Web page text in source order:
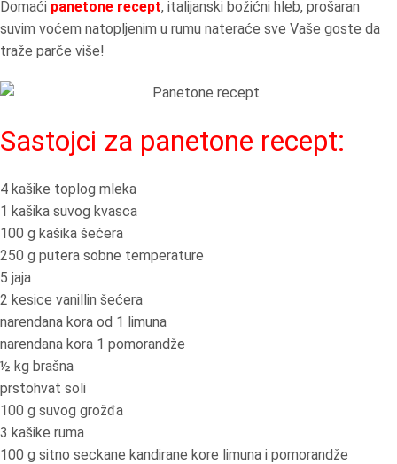
Domaći panetone recept, italijanski božićni hleb, prošaran
suvim voćem natopljenim u rumu nateraće sve Vaše goste da
traže parče više!
Sastojci za panetone recept:
4 kašike toplog mleka
1 kašika suvog kvasca
100 g kašika šećera
250 g putera sobne temperature
5 jaja
2 kesice vanillin šećera
narendana kora od 1 limuna
narendana kora 1 pomorandže
½ kg brašna
prstohvat soli
100 g suvog grožđa
3 kašike ruma
100 g sitno seckane kandirane kore limuna i pomorandže